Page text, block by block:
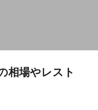
相場やレスト